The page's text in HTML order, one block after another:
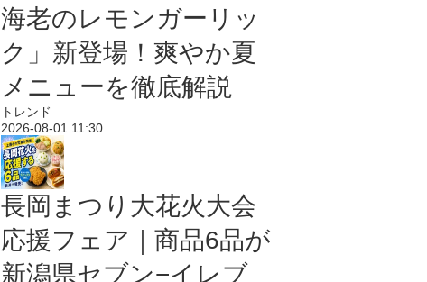
海老のレモンガーリッ
ク」新登場！爽やか夏
メニューを徹底解説
トレンド
2026-08-01 11:30
長岡まつり大花火大会
応援フェア｜商品6品が
新潟県セブン−イレブ